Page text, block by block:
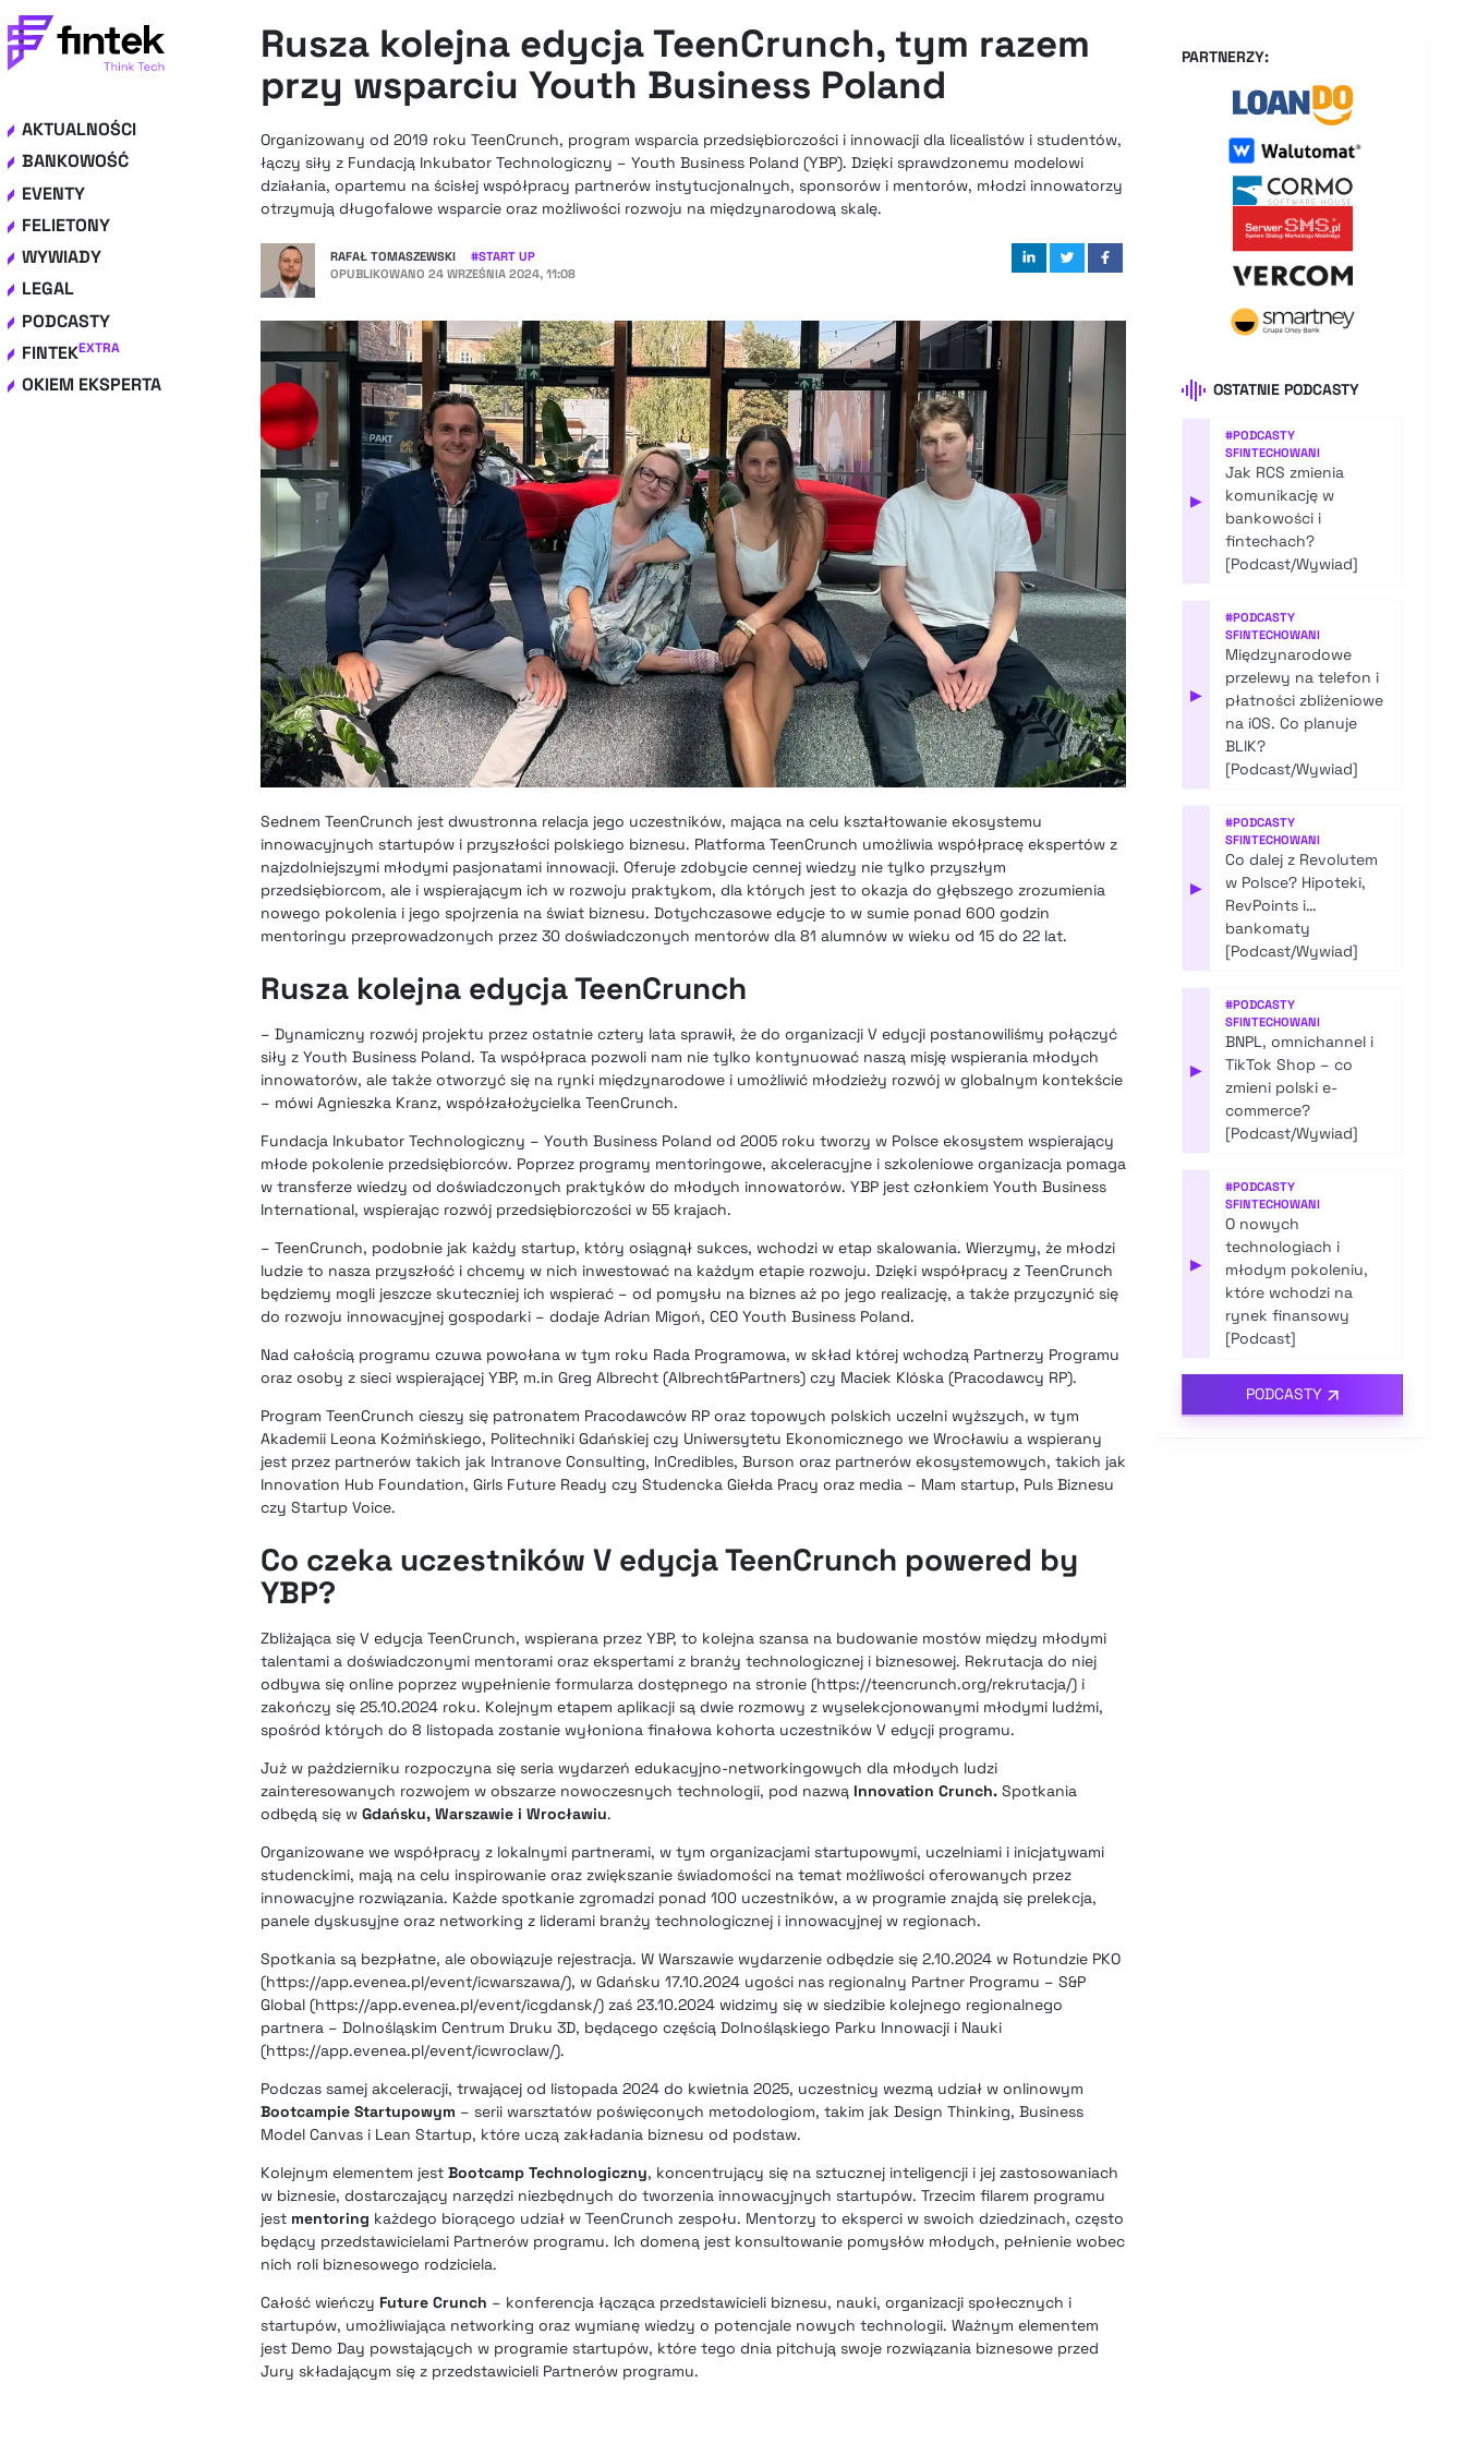
AKTUALNOŚCI
BANKOWOŚĆ
EVENTY
FELIETONY
WYWIADY
LEGAL
PODCASTY
FINTEKEXTRA
OKIEM EKSPERTA
Rusza kolejna edycja TeenCrunch, tym razem
przy wsparciu Youth Business Poland
Organizowany od 2019 roku TeenCrunch, program wsparcia przedsiębiorczości i innowacji dla licealistów i studentów,
łączy siły z Fundacją Inkubator Technologiczny – Youth Business Poland (YBP). Dzięki sprawdzonemu modelowi
działania, opartemu na ścisłej współpracy partnerów instytucjonalnych, sponsorów i mentorów, młodzi innowatorzy
otrzymują długofalowe wsparcie oraz możliwości rozwoju na międzynarodową skalę.
RAFAŁ TOMASZEWSKI #START UP
OPUBLIKOWANO 24 WRZEŚNIA 2024, 11:08
Sednem TeenCrunch jest dwustronna relacja jego uczestników, mająca na celu kształtowanie ekosystemu
innowacyjnych startupów i przyszłości polskiego biznesu. Platforma TeenCrunch umożliwia współpracę ekspertów z
najzdolniejszymi młodymi pasjonatami innowacji. Oferuje zdobycie cennej wiedzy nie tylko przyszłym
przedsiębiorcom, ale i wspierającym ich w rozwoju praktykom, dla których jest to okazja do głębszego zrozumienia
nowego pokolenia i jego spojrzenia na świat biznesu. Dotychczasowe edycje to w sumie ponad 600 godzin
mentoringu przeprowadzonych przez 30 doświadczonych mentorów dla 81 alumnów w wieku od 15 do 22 lat.
Rusza kolejna edycja TeenCrunch
– Dynamiczny rozwój projektu przez ostatnie cztery lata sprawił, że do organizacji V edycji postanowiliśmy połączyć
siły z Youth Business Poland. Ta współpraca pozwoli nam nie tylko kontynuować naszą misję wspierania młodych
innowatorów, ale także otworzyć się na rynki międzynarodowe i umożliwić młodzieży rozwój w globalnym kontekście
– mówi Agnieszka Kranz, współzałożycielka TeenCrunch.
Fundacja Inkubator Technologiczny – Youth Business Poland od 2005 roku tworzy w Polsce ekosystem wspierający
młode pokolenie przedsiębiorców. Poprzez programy mentoringowe, akceleracyjne i szkoleniowe organizacja pomaga
w transferze wiedzy od doświadczonych praktyków do młodych innowatorów. YBP jest członkiem Youth Business
International, wspierając rozwój przedsiębiorczości w 55 krajach.
– TeenCrunch, podobnie jak każdy startup, który osiągnął sukces, wchodzi w etap skalowania. Wierzymy, że młodzi
ludzie to nasza przyszłość i chcemy w nich inwestować na każdym etapie rozwoju. Dzięki współpracy z TeenCrunch
będziemy mogli jeszcze skuteczniej ich wspierać – od pomysłu na biznes aż po jego realizację, a także przyczynić się
do rozwoju innowacyjnej gospodarki – dodaje Adrian Migoń, CEO Youth Business Poland.
Nad całością programu czuwa powołana w tym roku Rada Programowa, w skład której wchodzą Partnerzy Programu
oraz osoby z sieci wspierającej YBP, m.in Greg Albrecht (Albrecht&Partners) czy Maciek Klóska (Pracodawcy RP).
Program TeenCrunch cieszy się patronatem Pracodawców RP oraz topowych polskich uczelni wyższych, w tym
Akademii Leona Koźmińskiego, Politechniki Gdańskiej czy Uniwersytetu Ekonomicznego we Wrocławiu a wspierany
jest przez partnerów takich jak Intranove Consulting, InCredibles, Burson oraz partnerów ekosystemowych, takich jak
Innovation Hub Foundation, Girls Future Ready czy Studencka Giełda Pracy oraz media – Mam startup, Puls Biznesu
czy Startup Voice.
Co czeka uczestników V edycja TeenCrunch powered by
YBP?
Zbliżająca się V edycja TeenCrunch, wspierana przez YBP, to kolejna szansa na budowanie mostów między młodymi
talentami a doświadczonymi mentorami oraz ekspertami z branży technologicznej i biznesowej. Rekrutacja do niej
odbywa się online poprzez wypełnienie formularza dostępnego na stronie (https://teencrunch.org/rekrutacja/) i
zakończy się 25.10.2024 roku. Kolejnym etapem aplikacji są dwie rozmowy z wyselekcjonowanymi młodymi ludźmi,
spośród których do 8 listopada zostanie wyłoniona finałowa kohorta uczestników V edycji programu.
Już w październiku rozpoczyna się seria wydarzeń edukacyjno-networkingowych dla młodych ludzi
zainteresowanych rozwojem w obszarze nowoczesnych technologii, pod nazwą Innovation Crunch. Spotkania
odbędą się w Gdańsku, Warszawie i Wrocławiu.
Organizowane we współpracy z lokalnymi partnerami, w tym organizacjami startupowymi, uczelniami i inicjatywami
studenckimi, mają na celu inspirowanie oraz zwiększanie świadomości na temat możliwości oferowanych przez
innowacyjne rozwiązania. Każde spotkanie zgromadzi ponad 100 uczestników, a w programie znajdą się prelekcja,
panele dyskusyjne oraz networking z liderami branży technologicznej i innowacyjnej w regionach.
Spotkania są bezpłatne, ale obowiązuje rejestracja. W Warszawie wydarzenie odbędzie się 2.10.2024 w Rotundzie PKO
(https://app.evenea.pl/event/icwarszawa/), w Gdańsku 17.10.2024 ugości nas regionalny Partner Programu – S&P
Global (https://app.evenea.pl/event/icgdansk/) zaś 23.10.2024 widzimy się w siedzibie kolejnego regionalnego
partnera – Dolnośląskim Centrum Druku 3D, będącego częścią Dolnośląskiego Parku Innowacji i Nauki
(https://app.evenea.pl/event/icwroclaw/).
Podczas samej akceleracji, trwającej od listopada 2024 do kwietnia 2025, uczestnicy wezmą udział w onlinowym
Bootcampie Startupowym – serii warsztatów poświęconych metodologiom, takim jak Design Thinking, Business
Model Canvas i Lean Startup, które uczą zakładania biznesu od podstaw.
Kolejnym elementem jest Bootcamp Technologiczny, koncentrujący się na sztucznej inteligencji i jej zastosowaniach
w biznesie, dostarczający narzędzi niezbędnych do tworzenia innowacyjnych startupów. Trzecim filarem programu
jest mentoring każdego biorącego udział w TeenCrunch zespołu. Mentorzy to eksperci w swoich dziedzinach, często
będący przedstawicielami Partnerów programu. Ich domeną jest konsultowanie pomysłów młodych, pełnienie wobec
nich roli biznesowego rodziciela.
Całość wieńczy Future Crunch – konferencja łącząca przedstawicieli biznesu, nauki, organizacji społecznych i
startupów, umożliwiająca networking oraz wymianę wiedzy o potencjale nowych technologii. Ważnym elementem
jest Demo Day powstających w programie startupów, które tego dnia pitchują swoje rozwiązania biznesowe przed
Jury składającym się z przedstawicieli Partnerów programu.
PARTNERZY:
OSTATNIE PODCASTY
▶
#PODCASTY
SFINTECHOWANI
Jak RCS zmienia
komunikację w
bankowości i
fintechach?
[Podcast/Wywiad]
▶
#PODCASTY
SFINTECHOWANI
Międzynarodowe
przelewy na telefon i
płatności zbliżeniowe
na iOS. Co planuje
BLIK?
[Podcast/Wywiad]
▶
#PODCASTY
SFINTECHOWANI
Co dalej z Revolutem
w Polsce? Hipoteki,
RevPoints i…
bankomaty
[Podcast/Wywiad]
▶
#PODCASTY
SFINTECHOWANI
BNPL, omnichannel i
TikTok Shop – co
zmieni polski e-
commerce?
[Podcast/Wywiad]
▶
#PODCASTY
SFINTECHOWANI
O nowych
technologiach i
młodym pokoleniu,
które wchodzi na
rynek finansowy
[Podcast]
PODCASTY